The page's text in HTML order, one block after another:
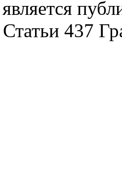
является
Статьи 437